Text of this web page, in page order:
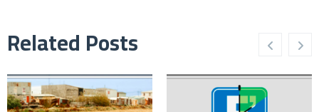
Related Posts